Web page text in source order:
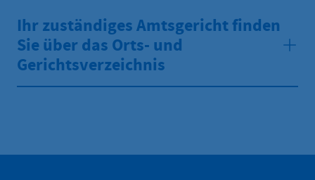
Ihr zuständiges Amtsgericht finden
Sie über das Orts- und
Gerichtsverzeichnis